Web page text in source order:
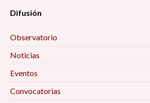
Difusión
Observatorio
Noticias
Eventos
Convocatorias